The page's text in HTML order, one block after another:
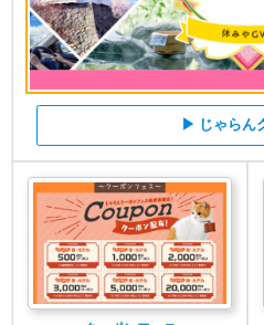
▶ じゃらん